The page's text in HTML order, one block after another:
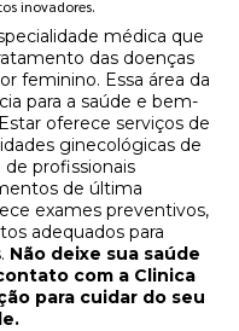
inovadores.
médica que
das doenças
feminino. Essa área da
para a saúde e bem-
oferece serviços de
ginecológicas de
profissionais
de última
exames preventivos,
adequados para
Não deixe sua saúde
com a Clinica
para cuidar do seu